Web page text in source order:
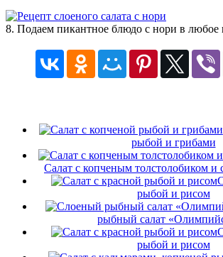
8. Подаем пикантное блюдо с нори в любое
рыбой и грибами
Салат с копченым толстолобиком и
рыбой и рисом
рыбный салат
рыбой и рисом